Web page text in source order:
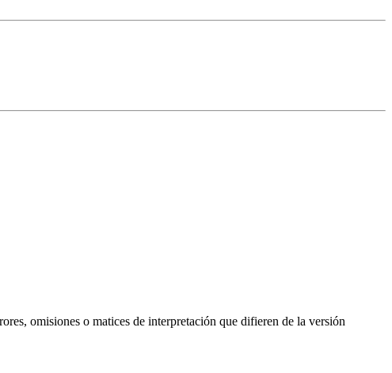
omisiones o matices de interpretación que difieren de la versión